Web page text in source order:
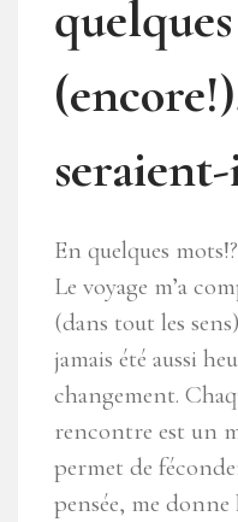
En quelques
Le voyage m’a
(dans tout les
jamais été aussi
changement.
rencontre est un
permet de
pensée, me